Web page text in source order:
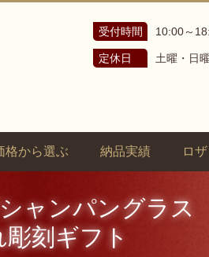
受付時間 10:00～
定休日 土曜・日
格から選ぶ 納品実績 ロ
ャンパングラス
彫刻ギフト